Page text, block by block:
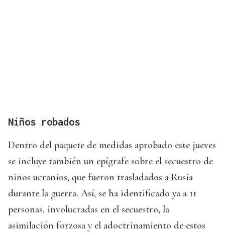
Niños robados
Dentro del paquete de medidas aprobado este jueves
se incluye también un epígrafe sobre el secuestro de
niños ucranios, que fueron trasladados a Rusia
durante la guerra. Así, se ha identificado ya a 11
personas, involucradas en el secuestro, la
asimilación forzosa y el adoctrinamiento de estos